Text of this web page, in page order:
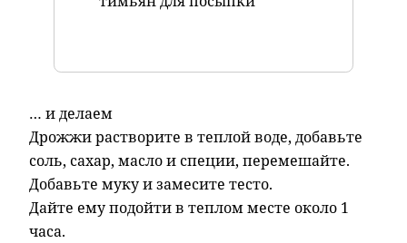
… и делаем
Дрожжи растворите в теплой воде, добавьте
соль, сахар, масло и специи, перемешайте.
Добавьте муку и замесите тесто.
Дайте ему подойти в теплом месте около 1
часа.